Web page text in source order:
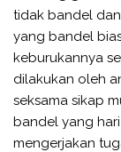
tidak bandel
yang bandel
keburukannya
dilakukan oleh
seksama sikap
bandel yang hari
mengerjakan